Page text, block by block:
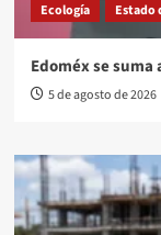
Ecología Estado
Edoméx se
5 de agosto de 2026